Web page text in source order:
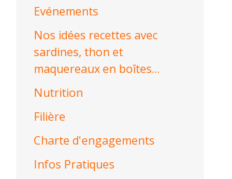
Evénements
Nos idées recettes avec
sardines, thon et
maquereaux en boîtes…
Nutrition
Filière
Charte d'engagements
Infos Pratiques